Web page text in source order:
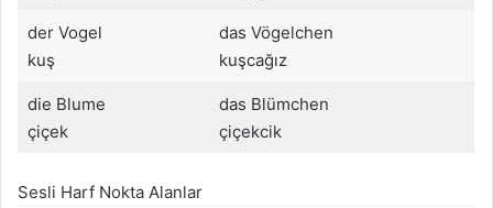
der Vogel
kuş
das Vögelchen
kuşcağız
die Blume
çiçek
das Blümchen
çiçekcik
Sesli Harf Nokta Alanlar